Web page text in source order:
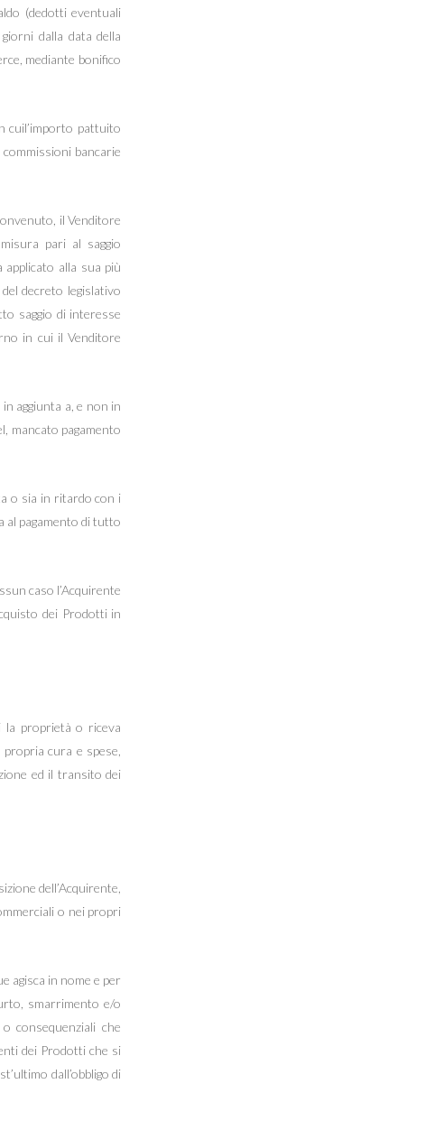
(dedotti eventuali
dalla data della
mediante bonifico
cuil’importo pattuito
bancarie
il Venditore
pari al saggio
alla sua più
decreto legislativo
saggio di interesse
in cui il Venditore
aggiunta a, e non in
mancato pagamento
o sia in ritardo con i
al pagamento di tutto
caso l’Acquirente
dei Prodotti in
la proprietà o riceva
cura e spese,
ed il transito dei
dell’Acquirente,
o nei propri
agisca in nome e per
smarrimento e/o
consequenziali che
dei Prodotti che si
dall’obbligo di